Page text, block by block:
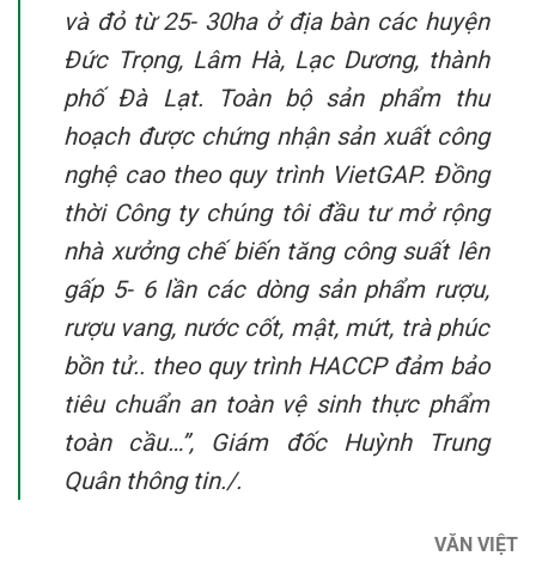
và đỏ từ 25- 30ha ở địa bàn các huyện
Đức Trọng, Lâm Hà, Lạc Dương, thành
phố Đà Lạt. Toàn bộ sản phẩm thu
hoạch được chứng nhận sản xuất công
nghệ cao theo quy trình VietGAP. Đồng
thời Công ty chúng tôi đầu tư mở rộng
nhà xưởng chế biến tăng công suất lên
gấp 5- 6 lần các dòng sản phẩm rượu,
rượu vang, nước cốt, mật, mứt, trà phúc
bồn tử.. theo quy trình HACCP đảm bảo
tiêu chuẩn an toàn vệ sinh thực phẩm
toàn cầu…”, Giám đốc Huỳnh Trung
Quân thông tin./.
VĂN VIỆT